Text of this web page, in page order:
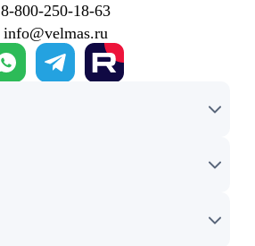
8‑800‑250‑18‑63
info@velmas.ru